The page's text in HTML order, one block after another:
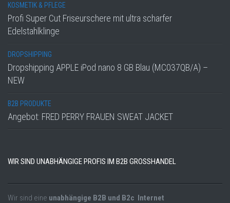
KOSMETIK & PFLEGE
Profi Super Cut Friseurschere mit ultra scharfer
Edelstahlklinge
DROPSHIPPING
Dropshipping APPLE iPod nano 8 GB Blau (MC037QB/A) –
NEW
B2B PRODUKTE
Angebot: FRED PERRY FRAUEN SWEAT JACKET
WIR SIND UNABHÄNGIGE PROFIS IM B2B GROSSHANDEL
Wir sind eine unabhängige B2B und B2c Internet